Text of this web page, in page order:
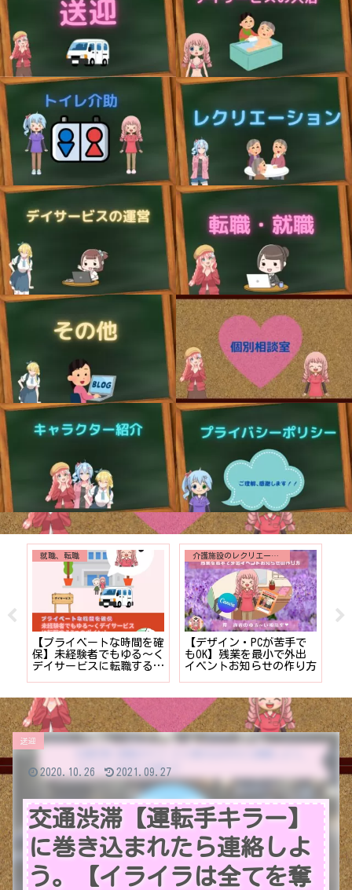
就職、転職
【プライベートな時間を確
保】未経験者でもゆる〜く
デイサービスに転職する7
介護施設のレクリエーション
【デザイン・PCが苦手で
もOK】残業を最小で外出
イベントお知らせの作り方
交通渋滞【運転手キラー】
に巻き込まれたら連絡しよ
う。【イライラは全てを奪
送迎
2020.10.26 2021.09.27